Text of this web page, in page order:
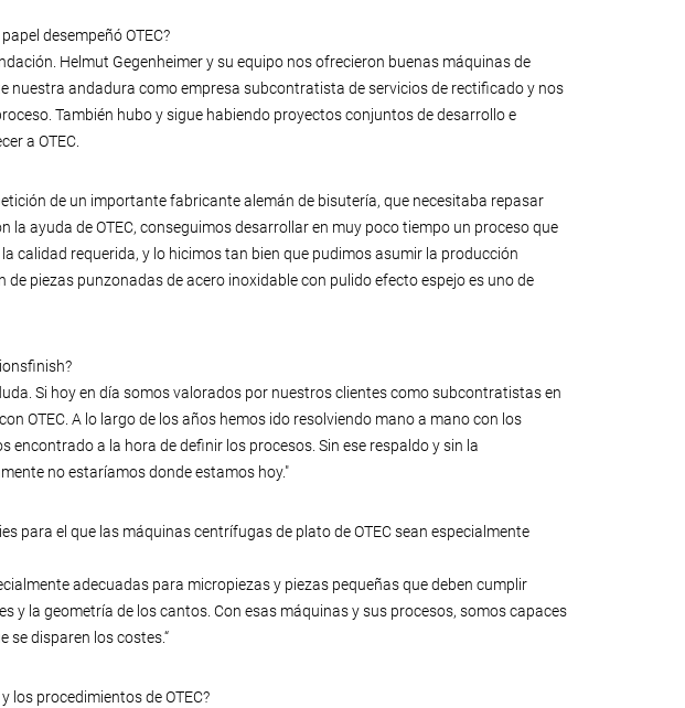
desempeñó OTEC?
Helmut Gegenheimer y su equipo nos ofrecieron buenas máquinas de
nuestra andadura como empresa subcontratista de servicios de rectificado y nos
También hubo y sigue habiendo proyectos conjuntos de desarrollo e
a OTEC.
de un importante fabricante alemán de bisutería, que necesitaba repasar
la ayuda de OTEC, conseguimos desarrollar en muy poco tiempo un proceso que
calidad requerida, y lo hicimos tan bien que pudimos asumir la producción
piezas punzonadas de acero inoxidable con pulido efecto espejo es uno de
Si hoy en día somos valorados por nuestros clientes como subcontratistas en
OTEC. A lo largo de los años hemos ido resolviendo mano a mano con los
encontrado a la hora de definir los procesos. Sin ese respaldo y sin la
no estaríamos donde estamos hoy."
para el que las máquinas centrífugas de plato de OTEC sean especialmente
adecuadas para micropiezas y piezas pequeñas que deben cumplir
y la geometría de los cantos. Con esas máquinas y sus procesos, somos capaces
se disparen los costes.“
los procedimientos de OTEC?